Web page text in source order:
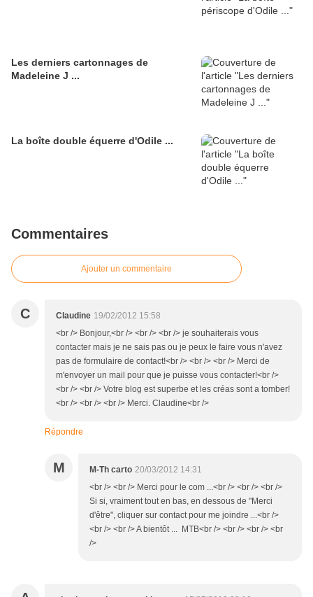
Les derniers cartonnages de
Madeleine J ...
La boîte double équerre d'Odile ...
Commentaires
Ajouter un commentaire
C Claudine 19/02/2012 15:58
<br /> Bonjour,<br /> <br /> <br /> je souhaiterais vous
contacter mais je ne sais pas ou je peux le faire vous n'avez
pas de formulaire de contact!<br /> <br /> <br /> Merci de
m'envoyer un mail pour que je puisse vous contacter!<br />
<br /> <br /> Votre blog est superbe et les créas sont a tomber!
<br /> <br /> <br /> Merci. Claudine<br />
Répondre
M M-Th carto 20/03/2012 14:31
<br /> <br /> Merci pour le com ...<br /> <br /> <br />
Si si, vraiment tout en bas, en dessous de "Merci
d'être", cliquer sur contact pour me joindre ...<br />
<br /> <br /> A bientôt ... MTB<br /> <br /> <br /> <br
/>